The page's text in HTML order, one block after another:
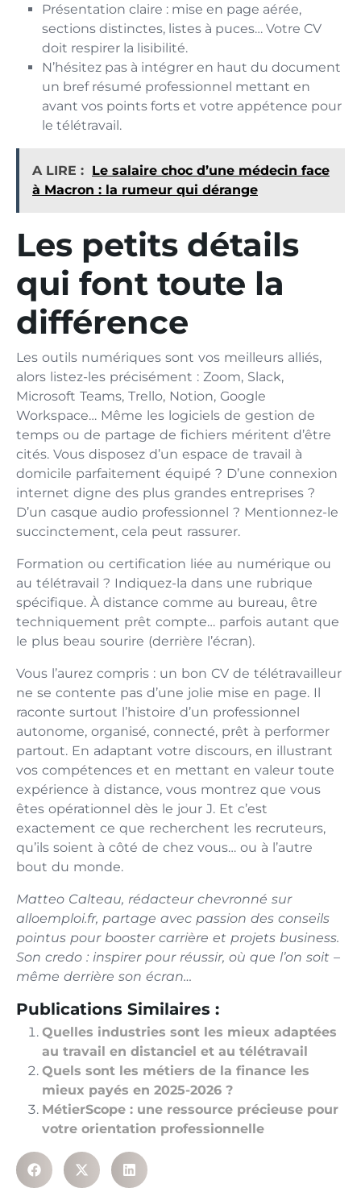
Présentation claire : mise en page aérée,
sections distinctes, listes à puces… Votre CV
doit respirer la lisibilité.
N’hésitez pas à intégrer en haut du document
un bref résumé professionnel mettant en
avant vos points forts et votre appétence pour
le télétravail.
A LIRE : Le salaire choc d’une médecin face
à Macron : la rumeur qui dérange
Les petits détails
qui font toute la
différence
Les outils numériques sont vos meilleurs alliés,
alors listez-les précisément : Zoom, Slack,
Microsoft Teams, Trello, Notion, Google
Workspace… Même les logiciels de gestion de
temps ou de partage de fichiers méritent d’être
cités. Vous disposez d’un espace de travail à
domicile parfaitement équipé ? D’une connexion
internet digne des plus grandes entreprises ?
D’un casque audio professionnel ? Mentionnez-le
succinctement, cela peut rassurer.
Formation ou certification liée au numérique ou
au télétravail ? Indiquez-la dans une rubrique
spécifique. À distance comme au bureau, être
techniquement prêt compte… parfois autant que
le plus beau sourire (derrière l’écran).
Vous l’aurez compris : un bon CV de télétravailleur
ne se contente pas d’une jolie mise en page. Il
raconte surtout l’histoire d’un professionnel
autonome, organisé, connecté, prêt à performer
partout. En adaptant votre discours, en illustrant
vos compétences et en mettant en valeur toute
expérience à distance, vous montrez que vous
êtes opérationnel dès le jour J. Et c’est
exactement ce que recherchent les recruteurs,
qu’ils soient à côté de chez vous… ou à l’autre
bout du monde.
Matteo Calteau, rédacteur chevronné sur
alloemploi.fr, partage avec passion des conseils
pointus pour booster carrière et projets business.
Son credo : inspirer pour réussir, où que l’on soit –
même derrière son écran…
Publications Similaires :
Quelles industries sont les mieux adaptées
au travail en distanciel et au télétravail
Quels sont les métiers de la finance les
mieux payés en 2025-2026 ?
MétierScope : une ressource précieuse pour
votre orientation professionnelle